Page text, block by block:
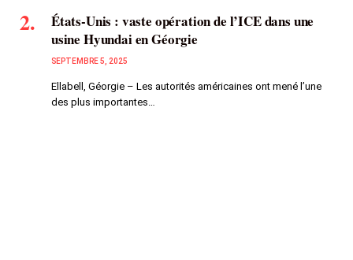
États-Unis : vaste opération de l’ICE dans une
usine Hyundai en Géorgie
SEPTEMBRE 5, 2025
Ellabell, Géorgie – Les autorités américaines ont mené l’une
des plus importantes…